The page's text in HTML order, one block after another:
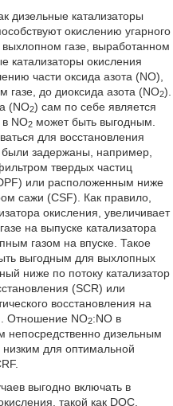
дизельные катализаторы
окислению угарного
выхлопном газе, выработанном
катализаторы окисления
части оксида азота (NO),
газе, до диоксида азота (NO2).
(NO2) сам по себе является
NO2может быть выгодным.
для восстановления
задержаны, например,
твердых частиц
или расположенным ниже
сажи (CSF). Как правило,
окисления, увеличивает
на выпуске катализатора
газом на впуске. Такое
выгодным для выхлопных
ниже по потоку катализатор
(SCR) или
восстановления на
Отношение NO2:NO в
непосредственно дизельным
для оптимальной
выгодно включать в
такой как DOC,